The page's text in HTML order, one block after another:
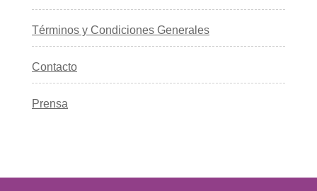
Términos y Condiciones Generales
Contacto
Prensa